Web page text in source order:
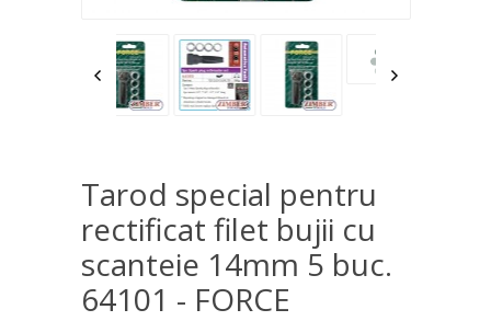
Tarod special pentru
rectificat filet bujii cu
scanteie 14mm 5 buc.
64101 - FORCE